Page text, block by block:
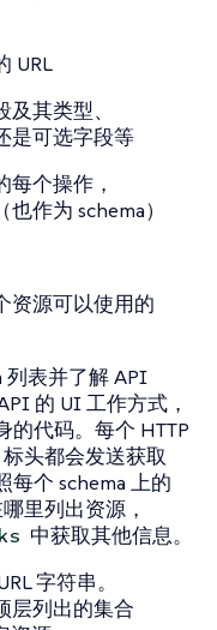
URL
其类型、
是可选字段等
个操作，
作为 schema）
资源可以使用的
列表并了解 API
的 UI 工作方式，
的代码。每个 HTTP
标头都会发送获取
每个 schema 上的
里列出资源，
中获取其他信息。
字符串。
层列出的集合